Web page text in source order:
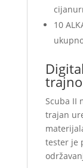
10
Scuba II
trajan
tester je